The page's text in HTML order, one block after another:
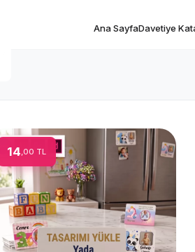
Ana SayfaDavetiye
14 ,00 TL